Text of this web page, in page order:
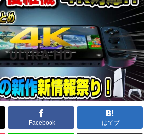
Facebook はてブ